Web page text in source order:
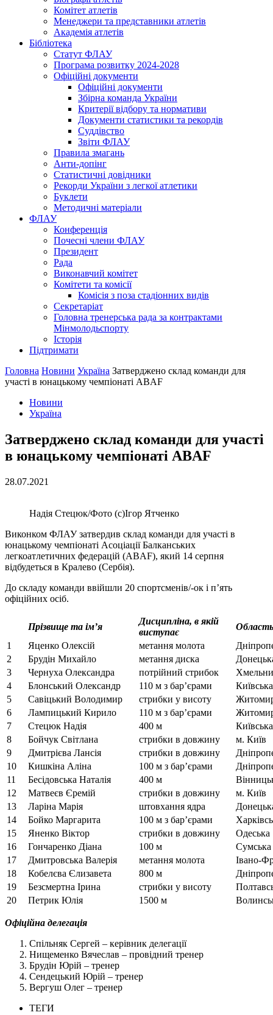
Комітет атлетів
Менеджери та представники атлетів
Академія атлетів
Бібліотека
Статут ФЛАУ
Програма розвитку 2024-2028
Офіційні документи
Офіційні документи
Збірна команда України
Критерії відбору та нормативи
Документи статистики та рекордів
Суддівство
Звіти ФЛАУ
Правила змагань
Анти-допінг
Статистичні довідники
Рекорди України з легкої атлетики
Буклети
Методичні матеріали
ФЛАУ
Конференція
Почесні члени ФЛАУ
Президент
Рада
Виконавчий комітет
Комітети та комісії
Комісія з поза стадіонних видів
Секретаріат
Головна тренерська рада за контрактами
Мінмолодьспорту
Історія
Підтримати
Головна Новини Україна Затверджено склад команди для
участі в юнацькому чемпіонаті ABAF
Новини
Україна
Затверджено склад команди для участі
в юнацькому чемпіонаті ABAF
28.07.2021
Надія Стецюк/Фото (с)Ігор Ятченко
Виконком ФЛАУ затвердив склад команди для участі в
юнацькому чемпіонаті Асоціації Балканських
легкоатлетичних федерацій (ABAF), який 14 серпня
відбудеться в Кралево (Сербія).
До складу команди ввійшли 20 спортсменів/-ок і п’ять
офіційних осіб.
Прізвище та ім’я
Дисципліна, в якій
виступає
1
Яценко Олексій метання молота
2
Брудін Михайло метання диска
3
Чернуха Олександра потрійний стрибок
4
Блонський Олександр 110 м з бар’єрами
Київська
5
Савіцький Володимир стрибки у висоту
6
Лампицький Кирило 110 м з бар’єрами
7
Стецюк Надія 400 м
Київська
8
Бойчук Світлана стрибки в довжину
м. Київ
9
Дмитрієва Лансія стрибки в довжину
10
Кишкіна Аліна 100 м з бар’єрами
11
Бесідовська Наталія 400 м
12
Матвеєв Єремій стрибки в довжину
м. Київ
13
Ларіна Марія штовхання ядра
14
Бойко Маргарита 100 м з бар’єрами
15
Яненко Віктор стрибки в довжину
Одеська
16
Гончаренко Діана 100 м
Сумська
17
Дмитровська Валерія метання молота
Івано-
18
Кобелєва Єлизавета 800 м
19
Безсмертна Ірина стрибки у висоту
20
Петрик Юлія 1500 м
Офіційна делегація
Спільняк Сергей – керівник делегації
Нищеменко Вячеслав – провідний тренер
Брудін Юрій – тренер
Сендецький Юрій – тренер
Вергуш Олег – тренер
ТЕГИ